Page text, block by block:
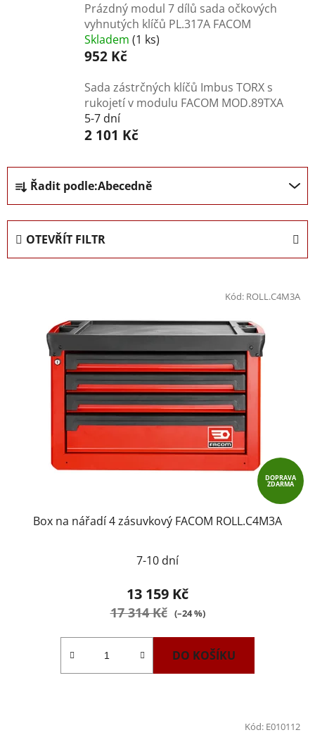
Prázdný modul 7 dílů sada očkových
vyhnutých klíčů PL.317A FACOM
Skladem (1 ks)
952 Kč
Sada zástrčných klíčů Imbus TORX s
rukojetí v modulu FACOM MOD.89TXA
5-7 dní
2 101 Kč
Ř
a
z
n
Řadit podle:Abecedně
OTEVŘÍT FILTR
DOPRAVA
ZDARMA
Box na nářadí 4 zásuvkový FACOM ROLL.C4M3A
7-10 dní
13 159 Kč
17 314 Kč (–24 %)
DO KOŠÍKU
Kód: ROLL.C4M3A
Kód: E010112